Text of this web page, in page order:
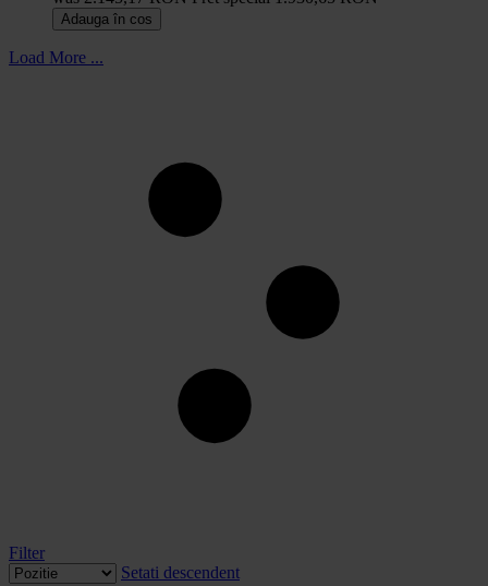
Adauga în cos
Load More ...
Filter
Setati descendent